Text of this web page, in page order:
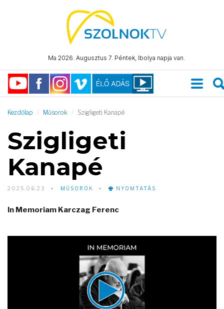
Ma 2026. Augusztus 7. Péntek, Ibolya napja van.
Kezdőlap Műsorok Szigligeti Kanapé
Szigligeti
Kanapé
2025.06.23 MŰSOROK NYOMTATÁS
In Memoriam Karczag Ferenc